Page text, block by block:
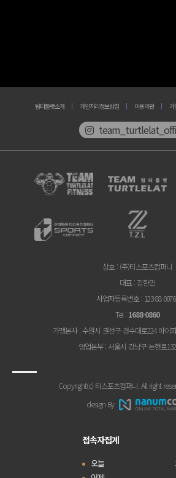
팀터틀랫소개 개인처리정보방침 이용약관 가
상호 : (주)티스포츠컴퍼니
대표 : 김한민
사업자등록번호 : 123-88-
Tel : 1688-0860
가맹본사: 수원시 권선구 경수대로224 아이
영업본부: 서울시 강남구 논현로
Copyright(c) 티스포츠컴퍼니. All right
design By
접속자집계
오늘